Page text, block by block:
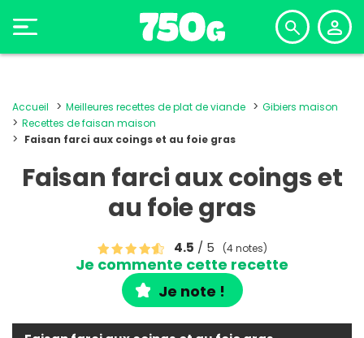
Accueil Meilleures recettes de plat de viande
Gibiers maison
Recettes de faisan maison
Faisan farci aux coings et au foie gras
Faisan farci aux coings et
au foie gras
4.5 / 5 (4 notes)
Je commente cette recette
Je note !